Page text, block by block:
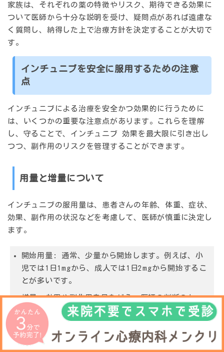
家族は、それぞれの薬の特徴やリスク、期待できる効果に
ついて医師から十分な説明を受け、疑問点があれば遠慮な
く質問し、納得した上で治療方針を決定することが大切で
す。
インチュニブを安全に服用するための注意
点
インチュニブによる治療を安全かつ効果的に行うために
は、いくつかの重要な注意点があります。これらを理解
し、守ることで、 インチュニブ 効果 を最大限に引き出し
つつ、副作用のリスクを管理することができます。
用量と増量について
インチュニブの服用量は、患者さんの年齢、体重、症状、
効果、副作用の状況などを考慮して、医師が慎重に決定し
ます。
開始用量:
通常、少量から開始します。例えば、小
児では1日1mgから、成人では1日2mgから開始するこ
とが多いです。
増量:効果や副作用を見ながら、医師の判断のも
と、段階的に用量を増やしていきます（漸増）。急激
な増量は副作用のリスクを高める可能性があります。
通常、1週間以上の間隔をあけて、慎重に増量が行わ
れます。